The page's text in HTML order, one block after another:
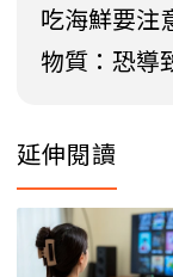
吃海鮮要注
物質：恐導
延伸閱讀